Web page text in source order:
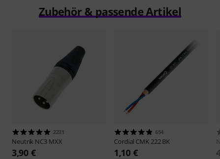
Zubehör & passende Artikel
2231
Neutrik NC3 MXX
3,90 €
654
Cordial CMK 222 BK
1,10 €